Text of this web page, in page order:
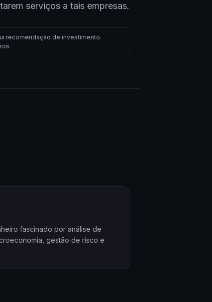
serviços a tais empresas.
recomendação de investimento.
fascinado por análise de
gestão de risco e